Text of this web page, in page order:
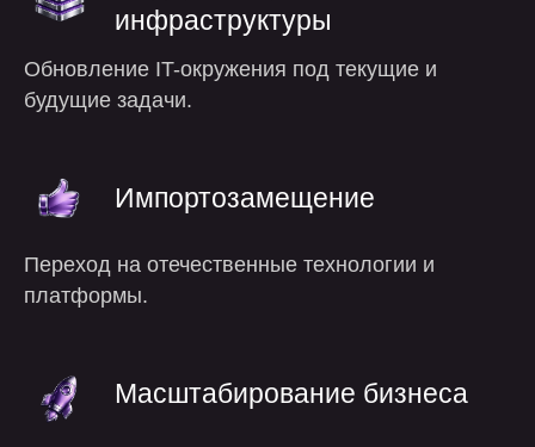
инфраструктуры
Обновление IT-окружения под текущие и
будущие задачи.
Импортозамещение
Переход на отечественные технологии и
платформы.
Масштабирование бизнеса